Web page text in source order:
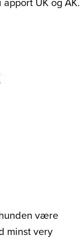
være
minst very